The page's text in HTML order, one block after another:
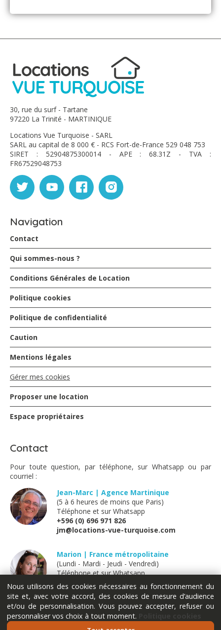
sublime, très bien placée… sa piscine magnifique ! Un
Geoffrey Vallin - mars 2023
Merci à Jacob pour son accueil. Superbe hôte
bien équipé, une magnifique vue et avons profité des
commodités de Fort de France durant le Carnaval.
SOUCHON - janvier 2023
superbe prestation, RDC de villa identique au descriptif,
Mr JACOB est très discret. location bien situé pour
s'imprégner du centre ville de Fort de France tout en se
grimpe). location à recommander sans problème.
Mantis - janvier 2021
Quel super séjour! Jacob et sa charmante fille Océane
nous ont accueillis très chaleureusement après notre
arrivée plutôt tardive et nous ont aidés à nous installer.
fermeture du magasin. Le logement est propre et bien
aménagé, avec une belle piscine et une superbe vue sur
FDF. Je voudrais définitivement encore rester ici.
valerie et Philippe - janvier 2020
En Martinique pour le travail durant 6 mois nous
apprécions ce logement très agréable avec belle piscine
pour se rafraîchir
pour les vacances
Brunet - janvier 2020
un bon endroit pour un pied à terre à Fort de France,
logement grand avec beaucoup de commodités, nous
avons été agréablement surpris de la tranquillité malgré
on a toutes les commodités extérieures pour nous.
Bertrand Godin - mai 2019
monsieur est une personne agréable, avec un sens du
service que certain devrait appliquer.
30, rue du surf - Tartane
97220 La Trinité - MARTINIQUE
Locations Vue Turquoise - SARL
SARL au capital de 8 000 € - RCS Fort-de-France 529 048 753
SIRET : 52904875300014 - APE : 68.31Z - TVA :
FR67529048753
Navigation
Contact
Qui sommes-nous ?
Conditions Générales de Location
Politique cookies
Politique de confidentialité
Caution
Mentions légales
Gérer mes cookies
Proposer une location
Espace propriétaires
Contact
Pour toute question, par téléphone, sur Whatsapp ou par
courriel :
Jean-Marc | Agence Martinique
(5 à 6 heures de moins que Paris)
Téléphone et sur Whatsapp
+596 (0) 696 971 826
jm@locations-vue-turquoise.com
Marion | France métropolitaine
(Lundi - Mardi - Jeudi - Vendredi)
Téléphone et sur Whatsapp
+33 (0) 611 289 121
marion@locations-vue-turquoise.com
Nous utilisons des cookies nécessaires au fonctionnement du
site et, avec votre accord, des cookies de mesure d’audience
et/ou de personnalisation. Vous pouvez accepter, refuser ou
personnaliser vos choix à tout moment.